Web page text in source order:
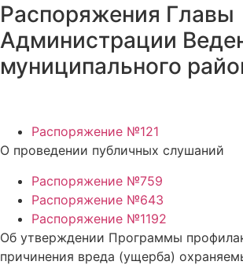
Распоряжения Главы
Администрации
муниципального
Распоряжение №121
О проведении публичных слушаний
Распоряжение №759
Распоряжение №643
Распоряжение №1192
Об утверждении Программы
причинения вреда (ущерба)